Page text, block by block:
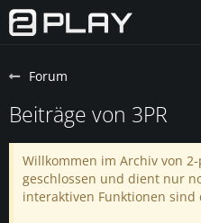
Forum
Beiträge von 3PR
Willkommen im Archiv von
geschlossen und dient nur
interaktiven Funktionen sind